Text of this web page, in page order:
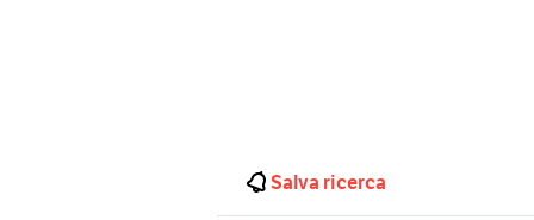
Salva ricerca